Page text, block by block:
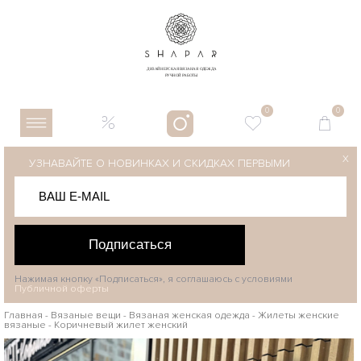
0 0
УЗНАВАЙТЕ О НОВИНКАХ И СКИДКАХ ПЕРВЫМИ
Подписаться
X
Нажимая кнопку «Подписаться», я соглашаюсь с условиями
Публичной оферты
Главная - Вязаные вещи - Вязаная женская одежда - Жилеты женские
вязаные - Коричневый жилет женский